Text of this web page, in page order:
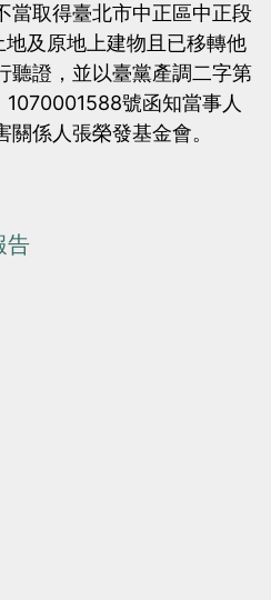
員
會
員
會
當取得臺北市中正區中正段
及原地上建物且已移轉他
聽證，並以臺黨產調二字第
號函知當事人
關係人張榮發基金會。
告